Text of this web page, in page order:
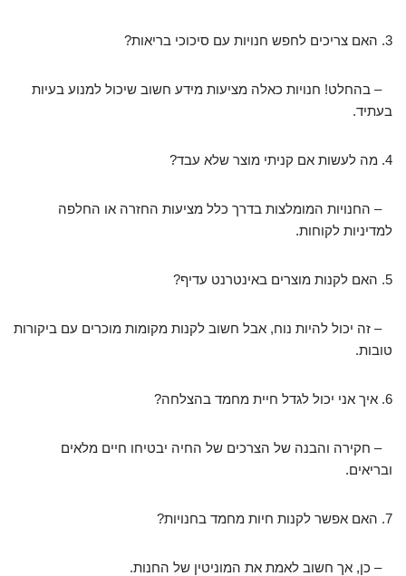
3. האם צריכים לחפש חנויות עם סיכוכי בריאות?
– בהחלט! חנויות כאלה מציעות מידע חשוב שיכול למנוע בעיות
בעתיד.
4. מה לעשות אם קניתי מוצר שלא עבד?
– החנויות המומלצות בדרך כלל מציעות החזרה או החלפה
למדיניות לקוחות.
5. האם לקנות מוצרים באינטרנט עדיף?
– זה יכול להיות נוח, אבל חשוב לקנות מקומות מוכרים עם ביקורות
טובות.
6. איך אני יכול לגדל חיית מחמד בהצלחה?
– חקירה והבנה של הצרכים של החיה יבטיחו חיים מלאים
ובריאים.
7. האם אפשר לקנות חיות מחמד בחנויות?
– כן, אך חשוב לאמת את המוניטין של החנות.